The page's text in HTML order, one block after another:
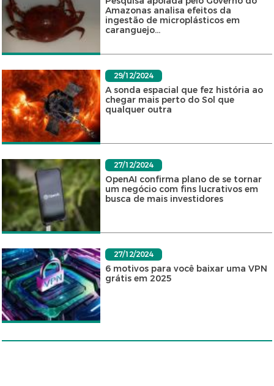
Amazonas analisa efeitos da
ingestão de microplásticos em
caranguejo...
29/12/2024
A sonda espacial que fez história ao
chegar mais perto do Sol que
qualquer outra
27/12/2024
OpenAI confirma plano de se tornar
um negócio com fins lucrativos em
busca de mais investidores
27/12/2024
6 motivos para você baixar uma VPN
grátis em 2025